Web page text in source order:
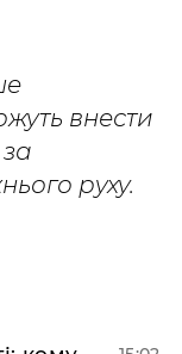
внести
руху.